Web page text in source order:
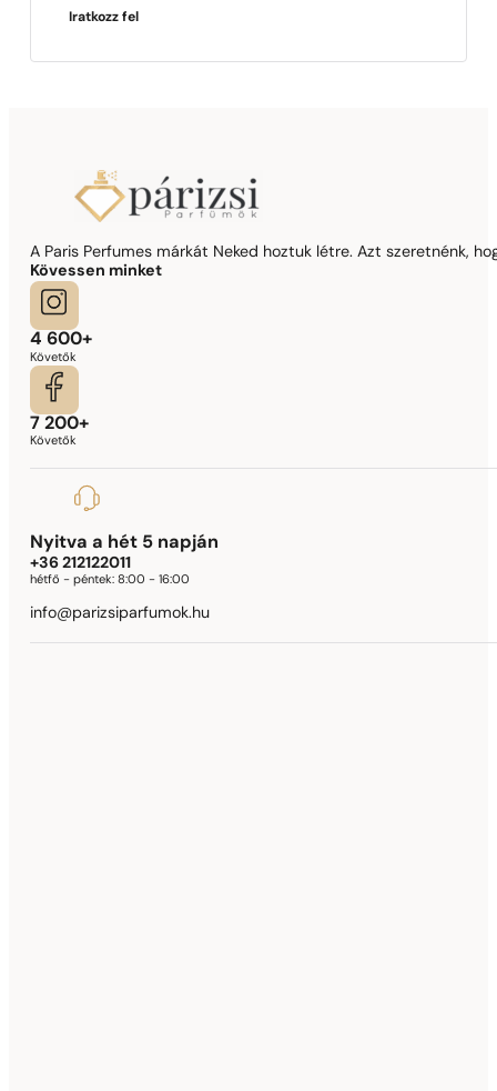
Iratkozz fel
A Paris Perfumes márkát Neked hoztuk létre. Azt szeretnénk,
Kövessen minket
4 600+
Követők
7 200+
Követők
Nyitva a hét 5 napján
+36 212122011
hétfő - péntek:8:00 - 16:00
info@parizsiparfumok.hu